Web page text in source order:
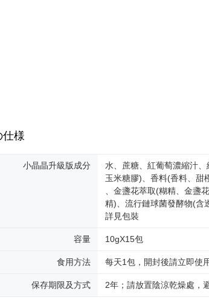
仕様
小晶晶升級版成分
水、蔗糖、紅葡萄濃縮汁
玉米糖膠)、香料(香料、甜
、金盞花萃取(糊精、金盞
精)、流行鏈球菌發酵物(含
詳見包裝
容量 10gX15包
食用方法 每天1包，開封後請立即使
保存期限及方式 2年；請放置陰涼乾燥處，